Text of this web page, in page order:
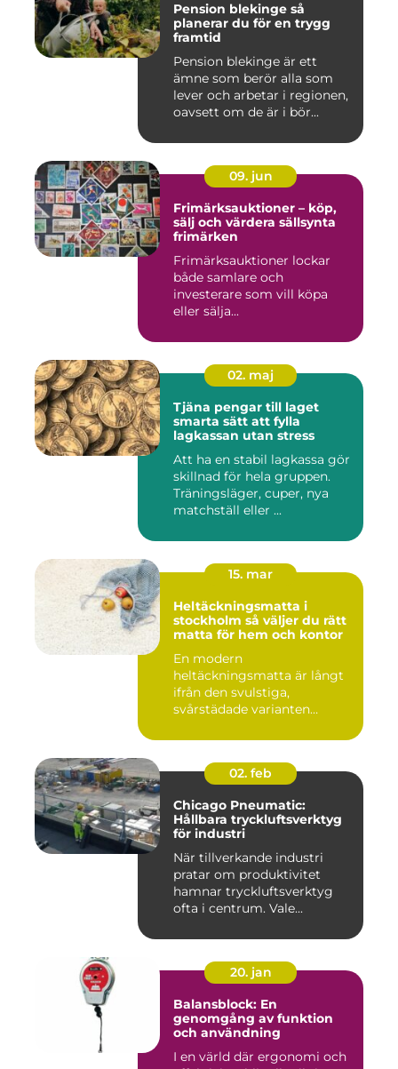
Pension blekinge så
planerar du för en trygg
framtid
Pension blekinge är ett
ämne som berör alla som
lever och arbetar i regionen,
oavsett om de är i bör...
09. jun
Frimärksauktioner – köp,
sälj och värdera sällsynta
frimärken
Frimärksauktioner lockar
både samlare och
investerare som vill köpa
eller sälja...
02. maj
Tjäna pengar till laget
smarta sätt att fylla
lagkassan utan stress
Att ha en stabil lagkassa gör
skillnad för hela gruppen.
Träningsläger, cuper, nya
matchställ eller ...
15. mar
Heltäckningsmatta i
stockholm så väljer du rätt
matta för hem och kontor
En modern
heltäckningsmatta är långt
ifrån den svulstiga,
svårstädade varianten
02. feb
Chicago Pneumatic:
Hållbara tryckluftsverktyg
för industri
När tillverkande industri
pratar om produktivitet
hamnar tryckluftsverktyg
ofta i centrum. Vale...
20. jan
Balansblock: En
genomgång av funktion
och användning
I en värld där ergonomi och